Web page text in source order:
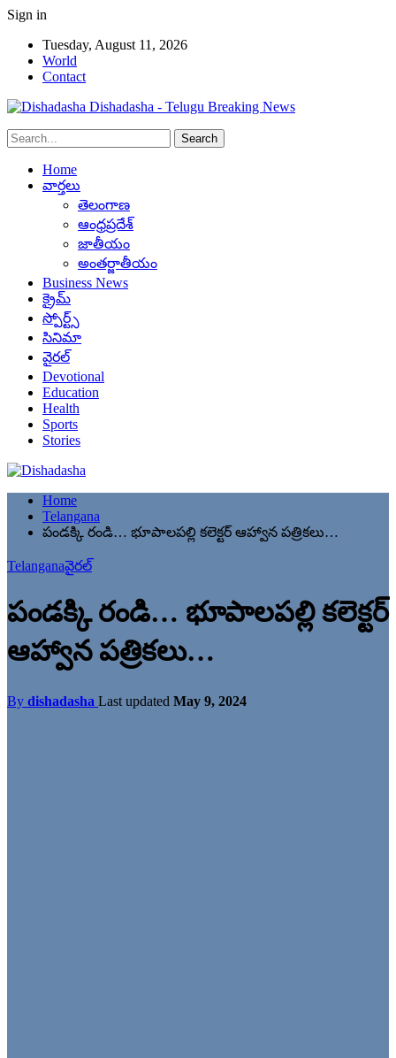
Sign in
Tuesday, August 11, 2026
World
Contact
Dishadasha - Telugu Breaking News
Home
వార్తలు
తెలంగాణ
ఆంధ్రప్రదేశ్
జాతీయం
అంతర్జాతీయం
Business News
క్రైమ్
స్పోర్ట్స్
సినిమా
వైరల్
Devotional
Education
Health
Sports
Stories
Home
Telangana
పండక్కి రండి… భూపాలపల్లి కలెక్టర్ ఆహ్వాన పత్రికలు…
Telanganaవైరల్
పండక్కి రండి… భూపాలపల్లి కలెక్టర్
ఆహ్వాన పత్రికలు…
By dishadasha Last updated May 9, 2024